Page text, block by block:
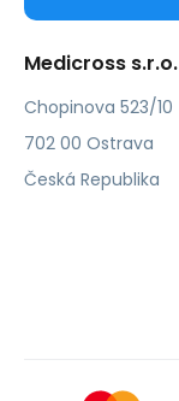
Medicross s.r.o.
Chopinova 523/10
702 00 Ostrava
Česká Republika